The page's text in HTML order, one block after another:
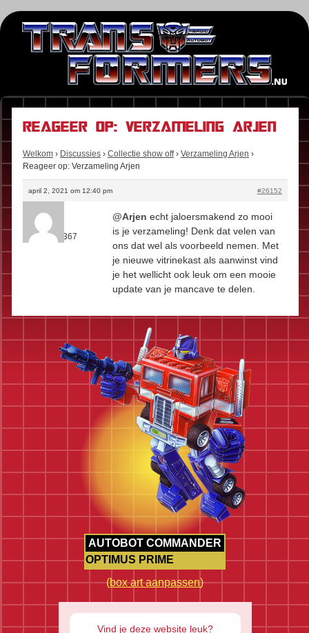
Reageer op: Verzameling Arjen
Welkom › Discussies › Collectie show off › Verzameling Arjen ›
Reageer op: Verzameling Arjen
april 2, 2021 om 12:40 pm #26152
Kees
Rol:
Fan
Berichten:
367
@Arjen echt jaloersmakend zo mooi
is je verzameling! Denk dat velen van
ons dat wel als voorbeeld nemen. Met
je nieuwe vitrinekast als aanwinst vind
je het wellicht ook leuk om een mooie
update van je mancave te delen.
AUTOBOT COMMANDER
OPTIMUS PRIME
(box art aanpassen)
Vind je deze website leuk?